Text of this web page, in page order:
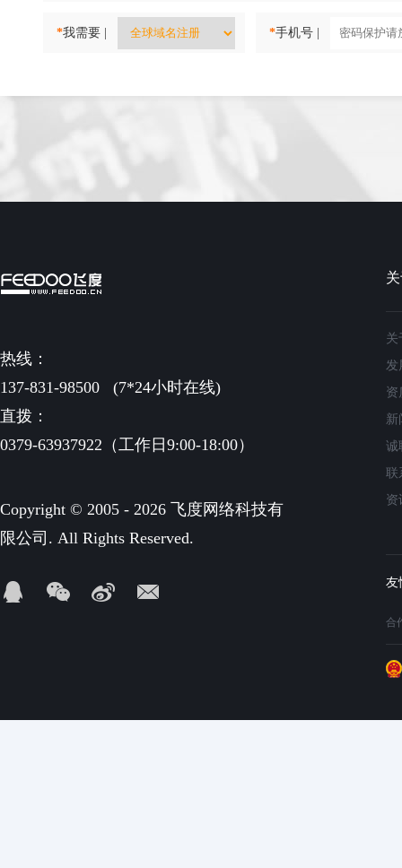
*我需要 | *手机号 |
热线：
137-831-98500
(7*24小时在线)
直拨：
0379-63937922（工作日9:00-18:00）
Copyright © 2005 - 2026 飞度网络科技有
限公司. All Rights Reserved.
关
发
资
新
诚
联
资
合